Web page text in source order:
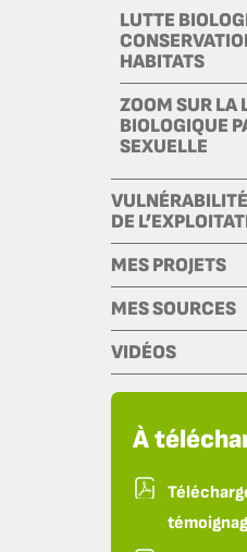
LUTTE
HABITATS
ZOOM SUR LA
BIOLOGIQUE
SEXUELLE
DE
MES PROJETS
MES SOURCES
VIDÉOS
À